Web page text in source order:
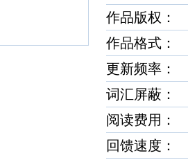
作品版权：
作品格式
更新频率
词汇屏蔽
阅读费用：
回馈速度